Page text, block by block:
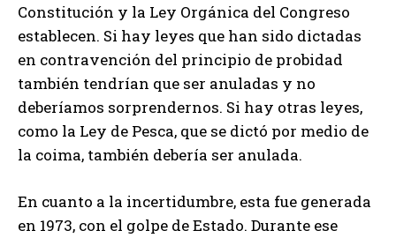
Constitución y la Ley Orgánica del Congreso
establecen. Si hay leyes que han sido dictadas
en contravención del principio de probidad
también tendrían que ser anuladas y no
deberíamos sorprendernos. Si hay otras leyes,
como la Ley de Pesca, que se dictó por medio de
la coima, también debería ser anulada.
En cuanto a la incertidumbre, esta fue generada
en 1973, con el golpe de Estado. Durante ese